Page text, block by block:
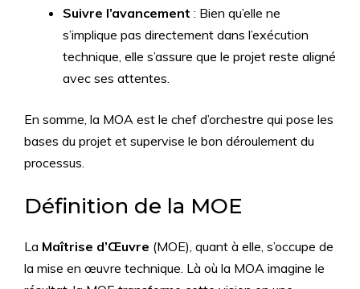
Suivre l’avancement : Bien qu’elle ne
s’implique pas directement dans l’exécution
technique, elle s’assure que le projet reste aligné
avec ses attentes.
En somme, la MOA est le chef d’orchestre qui pose les
bases du projet et supervise le bon déroulement du
processus.
Définition de la MOE
La Maîtrise d’Œuvre (MOE), quant à elle, s’occupe de
la mise en œuvre technique. Là où la MOA imagine le